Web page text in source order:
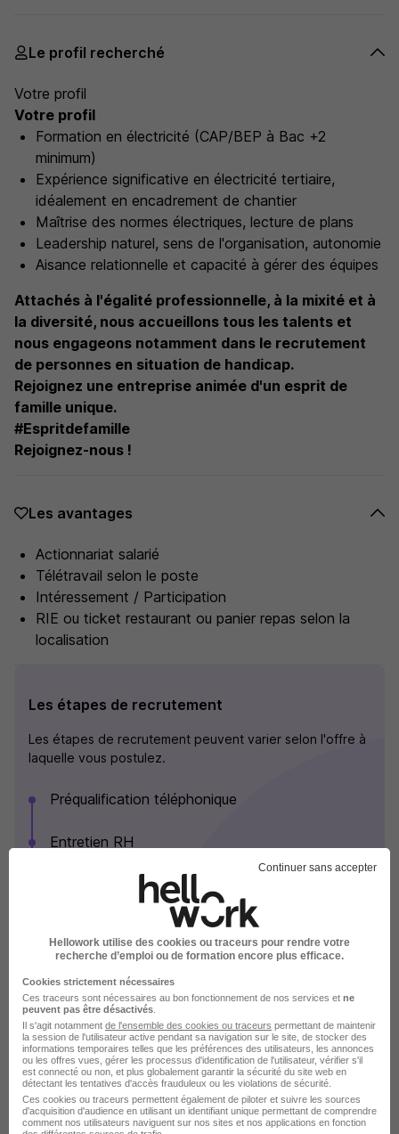
Le profil recherché
Votre profil
Votre profil
Formation en électricité (CAP/BEP à Bac +2
minimum)
Expérience significative en électricité tertiaire,
idéalement en encadrement de chantier
Maîtrise des normes électriques, lecture de plans
Leadership naturel, sens de l'organisation, autonomie
Aisance relationnelle et capacité à gérer des équipes
Attachés à l'égalité professionnelle, à la mixité et à
la diversité, nous accueillons tous les talents et
nous engageons notamment dans le recrutement
de personnes en situation de handicap.
Rejoignez une entreprise animée d'un esprit de
famille unique.
#Espritdefamille
Rejoignez-nous !
Les avantages
Actionnariat salarié
Télétravail selon le poste
Intéressement / Participation
RIE ou ticket restaurant ou panier repas selon la
localisation
Les étapes de recrutement
Les étapes de recrutement peuvent varier selon l'offre à
laquelle vous postulez.
Préqualification téléphonique
Entretien RH
Entretien avec le manager opérationnel
Entretien avec le N+2
Voir plus
Eiffage Energie Systèmes en images
Continuer sans accepter
Hellowork utilise des cookies ou traceurs pour rendre votre
recherche d’emploi ou de formation encore plus efficace.
Cookies strictement nécessaires
Ces traceurs sont nécessaires au bon fonctionnement de nos services et ne
peuvent pas être désactivés
Il s'agit notamment de l'ensemble des cookies ou traceurs permettant de maintenir
la session de l'utilisateur active pendant sa navigation sur le site, de stocker des
informations temporaires telles que les préférences des utilisateurs, les annonces
ou les offres vues, gérer les processus d'identification de l'utilisateur, vérifier s'il
est connecté ou non, et plus globalement garantir la sécurité du site web en
détectant les tentatives d'accès frauduleux ou les violations de sécurité.
Ces cookies ou traceurs permettent également de piloter et suivre les sources
d'acquisition d'audience en utilisant un identifiant unique permettant de comprendre
comment nos utilisateurs naviguent sur nos sites et nos applications en fonction